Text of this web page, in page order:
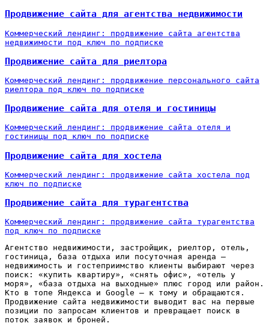
Продвижение сайта для агентства недвижимости
Коммерческий лендинг: продвижение сайта агентства
недвижимости под ключ по подписке
Продвижение сайта для риелтора
Коммерческий лендинг: продвижение персонального сайта
риелтора под ключ по подписке
Продвижение сайта для отеля и гостиницы
Коммерческий лендинг: продвижение сайта отеля и
гостиницы под ключ по подписке
Продвижение сайта для хостела
Коммерческий лендинг: продвижение сайта хостела под
ключ по подписке
Продвижение сайта для турагентства
Коммерческий лендинг: продвижение сайта турагентства
под ключ по подписке
Агентство недвижимости, застройщик, риелтор, отель,
гостиница, база отдыха или посуточная аренда —
недвижимость и гостеприимство клиенты выбирают через
поиск: «купить квартиру», «снять офис», «отель у
моря», «база отдыха на выходные» плюс город или район.
Кто в топе Яндекса и Google — к тому и обращаются.
Продвижение сайта недвижимости выводит вас на первые
позиции по запросам клиентов и превращает поиск в
поток заявок и броней.